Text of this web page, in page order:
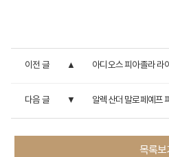
이전 글 아디오스 피아졸라 라
다음 글 알렉산더 말로페예프
목록보